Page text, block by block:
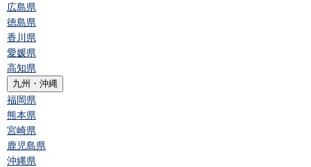
広島県
徳島県
香川県
愛媛県
高知県
九州・沖縄
福岡県
熊本県
宮崎県
鹿児島県
沖縄県